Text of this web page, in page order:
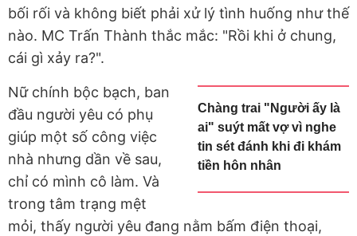
bối rối và không biết phải xử lý tình huống như thế
nào. MC Trấn Thành thắc mắc: "Rồi khi ở chung,
cái gì xảy ra?".
Chàng trai "Người ấy là
ai" suýt mất vợ vì nghe
tin sét đánh khi đi khám
tiền hôn nhân
Nữ chính bộc bạch, ban
đầu người yêu có phụ
giúp một số công việc
nhà nhưng dần về sau,
chỉ có mình cô làm. Và
trong tâm trạng mệt
mỏi, thấy người yêu đang nằm bấm điện thoại,